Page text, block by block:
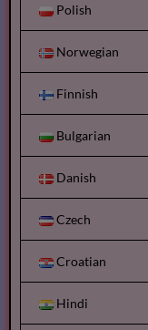
Polish
Norwegian
Finnish
Bulgarian
Danish
Czech
Croatian
Hindi